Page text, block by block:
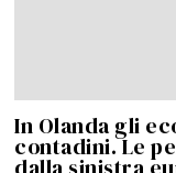
In Olanda gli
contadini. Le